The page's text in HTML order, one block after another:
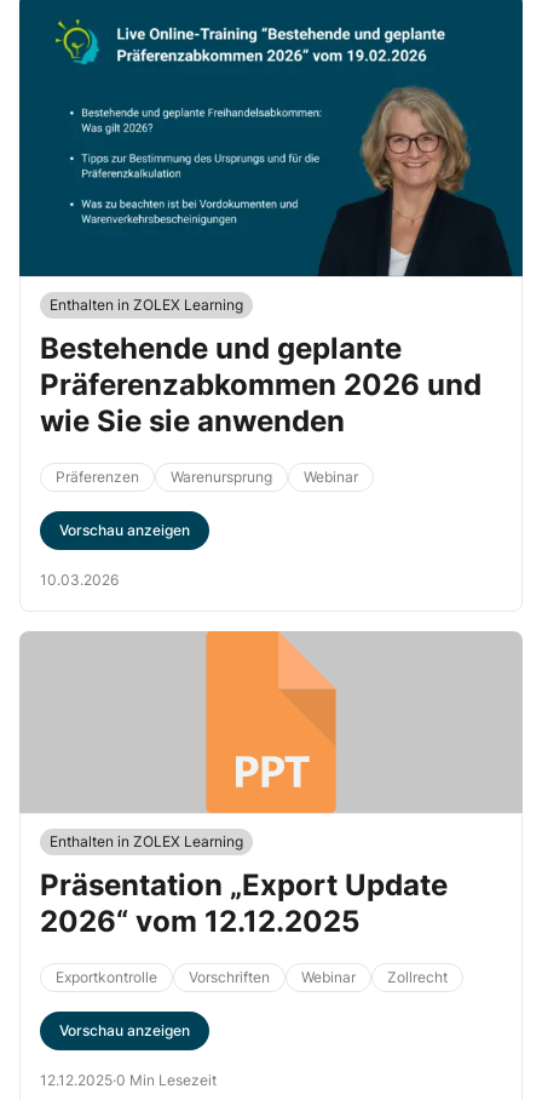
Enthalten in ZOLEX Learning
Bestehende und geplante
Präferenzabkommen 2026 und
wie Sie sie anwenden
Präferenzen Warenursprung Webinar
Vorschau anzeigen
10.03.2026
Enthalten in ZOLEX Learning
Präsentation „Export Update
2026“ vom 12.12.2025
Exportkontrolle Vorschriften Webinar Zollrecht
Vorschau anzeigen
12.12.2025·0 Min Lesezeit